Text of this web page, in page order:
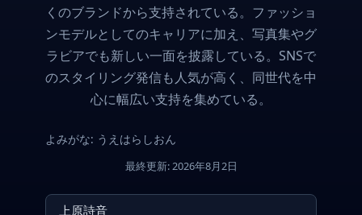
くのブランドから支持されている。ファッショ
ンモデルとしてのキャリアに加え、写真集やグ
ラビアでも新しい一面を披露している。SNSで
のスタイリング発信も人気が高く、同世代を中
心に幅広い支持を集めている。
よみがな: うえはらしおん
最終更新: 2026年8月2日